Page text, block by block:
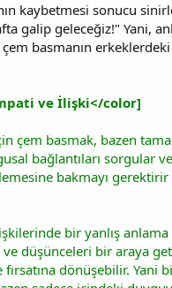
kaybetmesi sonucu
galip geleceğiz!" Yani,
basmanın
ve İlişki</color]
çem basmak, bazen
bağlantıları sorgular
bakmayı
bir yanlış
düşünceleri bir araya
dönüşebilir. Yani